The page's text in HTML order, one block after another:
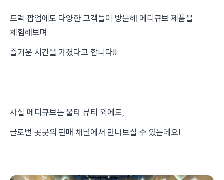
트럭 팝업에도 다양한 고객들이 방문해 메디큐브 제품을
체험해보며
즐거운 시간을 가졌다고 합니다!!
사실 메디큐브는 울타 뷰티 외에도,
글로벌 곳곳의 판매 채널에서 만나보실 수 있는데요!